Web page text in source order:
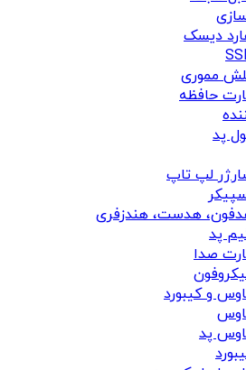
دیسک
مموری
حافظه
پد
لپ تاپ
هدست، هندزفری
پد
صدا
و کیبورد
پد